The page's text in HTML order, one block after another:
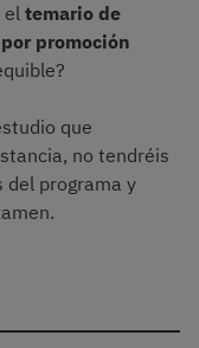
el temario de
promoción
que
no tendréis
del programa y